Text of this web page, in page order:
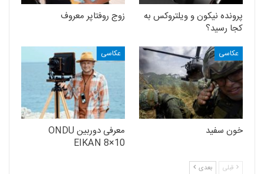
پرونده نیکون و ویلتروکس به
کجا رسید؟
زوج روفتاپر معروف
عکاسی
خون سفید
عکاسی
معرفی دوربین ONDU
EIKAN 8×10
قبلی بعدی